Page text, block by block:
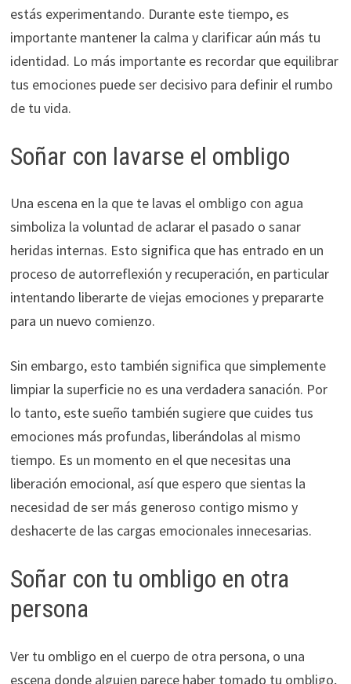
estás experimentando. Durante este tiempo, es
importante mantener la calma y clarificar aún más tu
identidad. Lo más importante es recordar que equilibrar
tus emociones puede ser decisivo para definir el rumbo
de tu vida.
Soñar con lavarse el ombligo
Una escena en la que te lavas el ombligo con agua
simboliza la voluntad de aclarar el pasado o sanar
heridas internas. Esto significa que has entrado en un
proceso de autorreflexión y recuperación, en particular
intentando liberarte de viejas emociones y prepararte
para un nuevo comienzo.
Sin embargo, esto también significa que simplemente
limpiar la superficie no es una verdadera sanación. Por
lo tanto, este sueño también sugiere que cuides tus
emociones más profundas, liberándolas al mismo
tiempo. Es un momento en el que necesitas una
liberación emocional, así que espero que sientas la
necesidad de ser más generoso contigo mismo y
deshacerte de las cargas emocionales innecesarias.
Soñar con tu ombligo en otra
persona
Ver tu ombligo en el cuerpo de otra persona, o una
escena donde alguien parece haber tomado tu ombligo,